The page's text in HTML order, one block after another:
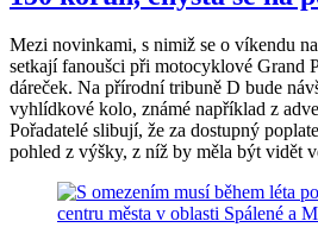
Mezi novinkami, s nimiž se o víkendu
setkají fanoušci při motocyklové Grand
dáreček. Na přírodní tribuně D bude
vyhlídkové kolo, známé například z
Pořadatelé slibují, že za dostupný
pohled z výšky, z níž by měla být vidět